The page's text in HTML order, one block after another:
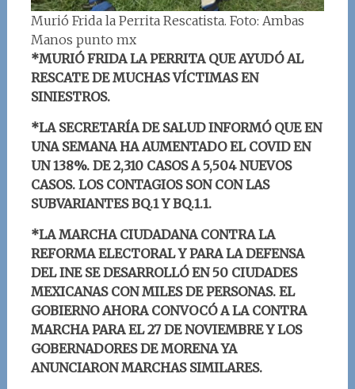
Murió Frida la Perrita Rescatista. Foto: Ambas
Manos punto mx
*MURIÓ FRIDA LA PERRITA QUE AYUDÓ AL
RESCATE DE MUCHAS VÍCTIMAS EN
SINIESTROS.
*LA SECRETARÍA DE SALUD INFORMÓ QUE EN
UNA SEMANA HA AUMENTADO EL COVID EN
UN 138%. DE 2,310 CASOS A 5,504 NUEVOS
CASOS. LOS CONTAGIOS SON CON LAS
SUBVARIANTES BQ.1 Y BQ.1.1.
*LA MARCHA CIUDADANA CONTRA LA
REFORMA ELECTORAL Y PARA LA DEFENSA
DEL INE SE DESARROLLÓ EN 50 CIUDADES
MEXICANAS CON MILES DE PERSONAS. EL
GOBIERNO AHORA CONVOCÓ A LA CONTRA
MARCHA PARA EL 27 DE NOVIEMBRE Y LOS
GOBERNADORES DE MORENA YA
ANUNCIARON MARCHAS SIMILARES.